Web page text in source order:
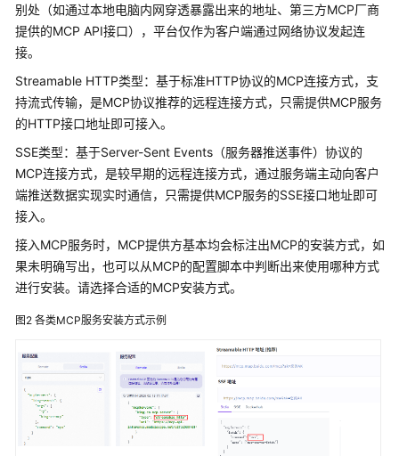
体
应
开
发
作
流
应
发
多
智
应
用
别处（如通过本地电脑内网穿透暴露出来的地址、第三方MCP厂商
提供的MCP API接口），平台仅作为客户端通过网络协议发起连
接。
Streamable HTTP类型：基于标准HTTP协议的MCP连接方式，支
持流式传输，是MCP协议推荐的远程连接方式，只需提供MCP服务
的HTTP接口地址即可接入。
SSE类型：基于Server-Sent Events（服务器推送事件）协议的
MCP连接方式，是较早期的远程连接方式，通过服务端主动向客户
端推送数据实现实时通信，只需提供MCP服务的SSE接口地址即可
接入。
接入MCP服务时，MCP提供方基本均会标注出MCP的安装方式，如
果未明确写出，也可以从MCP的配置脚本中判断出来使用哪种方式
进行安装。请选择合适的MCP安装方式。
图2 各类MCP服务安装方式示例